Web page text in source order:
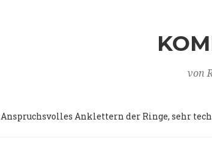
von
Anspruchsvolles Anklettern der Ringe, sehr